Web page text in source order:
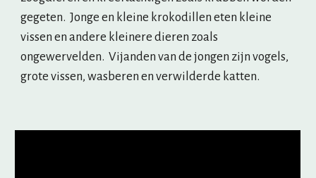
gegeten.  Jonge en kleine krokodillen eten kleine
vissen en andere kleinere dieren zoals
ongewervelden.  Vijanden van de jongen zijn vogels,
grote vissen, wasberen en verwilderde katten.